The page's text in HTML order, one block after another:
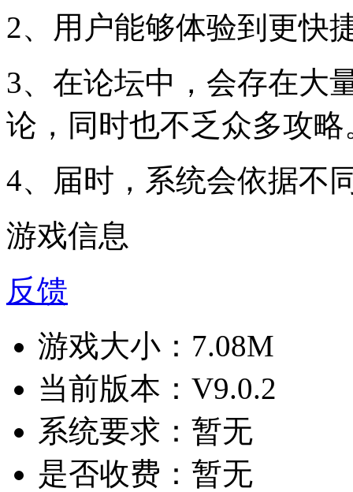
2、用户能够体验到更快
3、在论坛中，会存在大
论，同时也不乏众多攻略
4、届时，系统会依据不
游戏信息
反馈
游戏大小： 7.08M
当前版本： V9.0.2
系统要求： 暂无
是否收费： 暂无